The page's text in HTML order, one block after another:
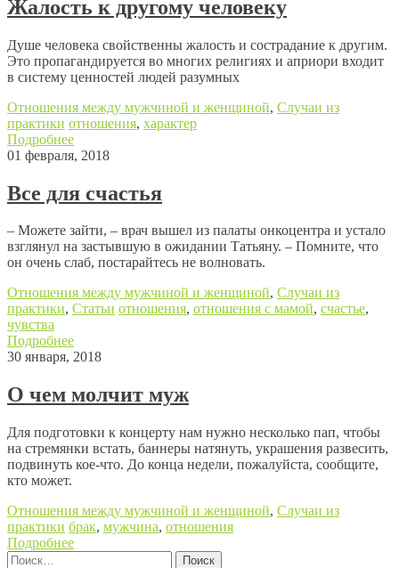
Жалость к другому человеку
Душе человека свойственны жалость и сострадание к другим.
Это пропагандируется во многих религиях и априори входит
в систему ценностей людей разумных
Отношения между мужчиной и женщиной, Случаи из
практики отношения, характер
Подробнее
01 февраля, 2018
Все для счастья
– Можете зайти, – врач вышел из палаты онкоцентра и устало
взглянул на застывшую в ожидании Татьяну. – Помните, что
он очень слаб, постарайтесь не волновать.
Отношения между мужчиной и женщиной, Случаи из
практики, Статьи отношения, отношения с мамой, счастье,
чувства
Подробнее
30 января, 2018
О чем молчит муж
Для подготовки к концерту нам нужно несколько пап, чтобы
на стремянки встать, баннеры натянуть, украшения развесить,
подвинуть кое-что. До конца недели, пожалуйста, сообщите,
кто может.
Отношения между мужчиной и женщиной, Случаи из
практики брак, мужчина, отношения
Подробнее
Найти: